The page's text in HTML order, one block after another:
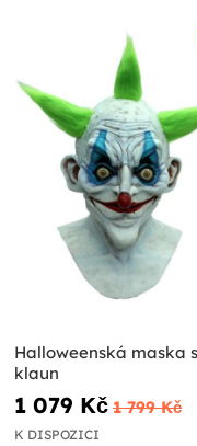
Halloweenská maska
klaun
1 079 Kč 1 799 Kč
K DISPOZICI